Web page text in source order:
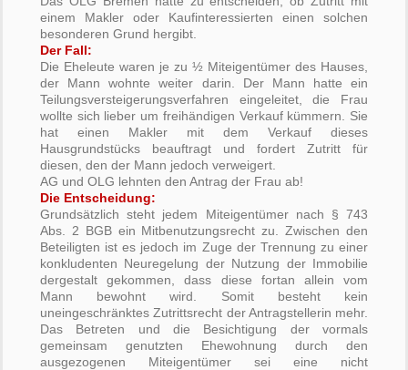
einem Makler oder Kaufinteressierten einen solchen
besonderen Grund hergibt.
Der Fall:
Die Eheleute waren je zu ½ Miteigentümer des Hauses,
der Mann wohnte weiter darin. Der Mann hatte ein
Teilungsversteigerungsverfahren eingeleitet, die Frau
wollte sich lieber um freihändigen Verkauf kümmern. Sie
hat einen Makler mit dem Verkauf dieses
Hausgrundstücks beauftragt und fordert Zutritt für
diesen, den der Mann jedoch verweigert.
AG und OLG lehnten den Antrag der Frau ab!
Die Entscheidung:
Grundsätzlich steht jedem Miteigentümer nach § 743
Abs. 2 BGB ein Mitbenutzungsrecht zu. Zwischen den
Beteiligten ist es jedoch im Zuge der Trennung zu einer
konkludenten Neuregelung der Nutzung der Immobilie
dergestalt gekommen, dass diese fortan allein vom
Mann bewohnt wird. Somit besteht kein
uneingeschränktes Zutrittsrecht der Antragstellerin mehr.
Das Betreten und die Besichtigung der vormals
gemeinsam genutzten Ehewohnung durch den
ausgezogenen Miteigentümer sei eine nicht